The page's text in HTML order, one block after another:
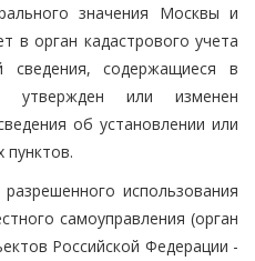
значения Москвы и
в орган кадастрового учета
сведения, содержащиеся в
утвержден или изменен
об установлении или
пунктов.
использования
самоуправления (орган
Российской Федерации -